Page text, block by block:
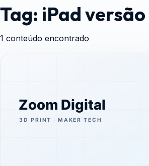
Tag: iPad versão
1 conteúdo encontrado